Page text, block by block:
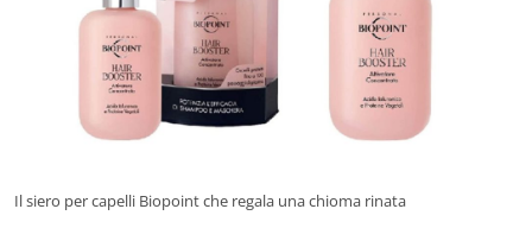
Il siero per capelli Biopoint che regala una chioma rinata